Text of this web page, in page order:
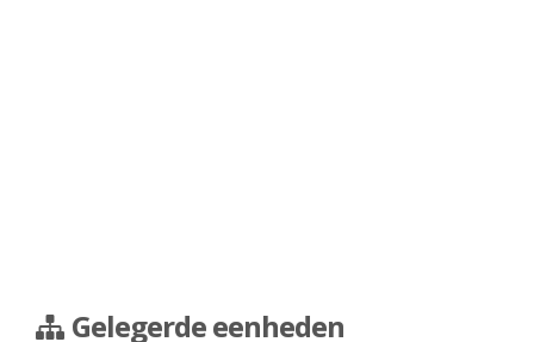
Gelegerde eenheden